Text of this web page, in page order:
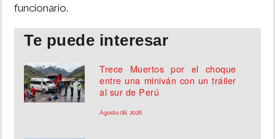
funcionario.
Te puede interesar
Trece Muertos por el choque
entre una miniván con un tráiler
al sur de Perú
Agosto 08, 2026